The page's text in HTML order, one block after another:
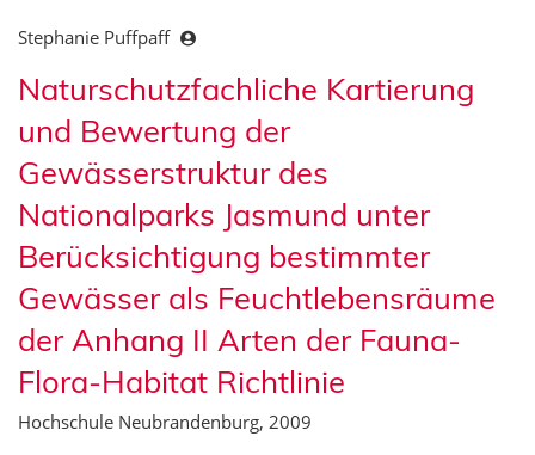
Stephanie Puffpaff
Naturschutzfachliche Kartierung
und Bewertung der
Gewässerstruktur des
Nationalparks Jasmund unter
Berücksichtigung bestimmter
Gewässer als Feuchtlebensräume
der Anhang II Arten der Fauna-
Flora-Habitat Richtlinie
Hochschule Neubrandenburg, 2009